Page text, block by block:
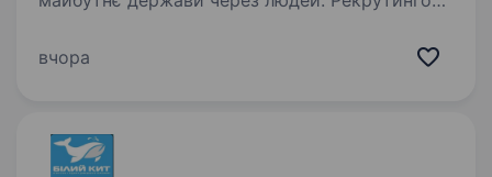
підбір персоналу, а стратегічна місія залучення
вчора